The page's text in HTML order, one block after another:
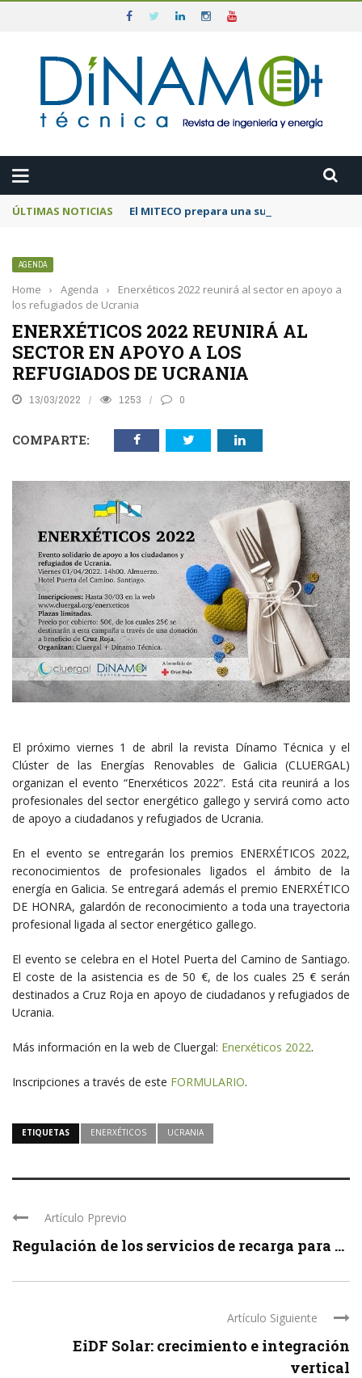
ÚLTIMAS NOTICIAS El MITECO prepara una subasta de 600
AGENDA
Home › Agenda ›
Enerxéticos 2022 reunirá al sector en apoyo a
los refugiados de Ucrania
ENERXÉTICOS 2022 REUNIRÁ AL
SECTOR EN APOYO A LOS
REFUGIADOS DE UCRANIA
13/03/2022 1253 0
COMPARTE:
El próximo viernes 1 de abril la revista Dínamo Técnica y el
Clúster de las Energías Renovables de Galicia (CLUERGAL)
organizan el evento “Enerxéticos 2022”. Está cita reunirá a los
profesionales del sector energético gallego y servirá como acto
de apoyo a ciudadanos y refugiados de Ucrania.
En el evento se entregarán los premios ENERXÉTICOS 2022,
reconocimientos de profesionales ligados el ámbito de la
energía en Galicia. Se entregará además el premio ENERXÉTICO
DE HONRA, galardón de reconocimiento a toda una trayectoria
profesional ligada al sector energético gallego.
El evento se celebra en el Hotel Puerta del Camino de Santiago.
El coste de la asistencia es de 50 €, de los cuales 25 € serán
destinados a Cruz Roja en apoyo de ciudadanos y refugiados de
Ucrania.
Más información en la web de Cluergal: Enerxéticos 2022.
Inscripciones a través de este FORMULARIO.
ETIQUETAS ENERXÉTICOS UCRANIA
Artículo Pprevio
Regulación de los servicios de recarga para ...
Artículo Siguiente
EiDF Solar: crecimiento e integración
vertical